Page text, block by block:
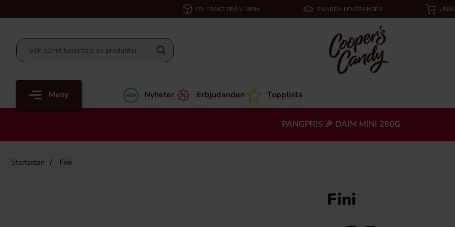
FRI FRAKT FRÅN 599kr SNABBA LEVERANSER
Meny Nyheter Erbjudanden Topplista
PANGPRIS 🎉 DAIM MINI 250G
Startsidan Fini
Fini